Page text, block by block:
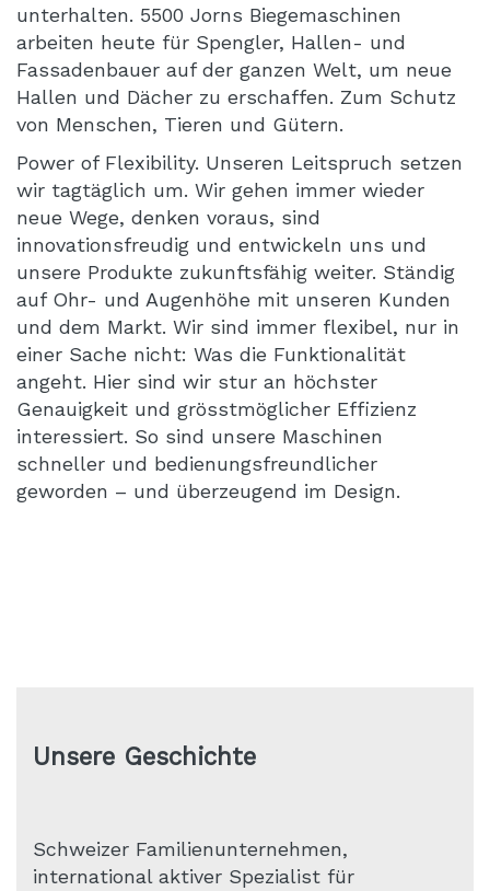
unterhalten. 5500 Jorns Biegemaschinen
arbeiten heute für Spengler, Hallen- und
Fassadenbauer auf der ganzen Welt, um neue
Hallen und Dächer zu erschaffen. Zum Schutz
von Menschen, Tieren und Gütern.
Power of Flexibility. Unseren Leitspruch setzen
wir tagtäglich um. Wir gehen immer wieder
neue Wege, denken voraus, sind
innovationsfreudig und entwickeln uns und
unsere Produkte zukunftsfähig weiter. Ständig
auf Ohr- und Augenhöhe mit unseren Kunden
und dem Markt. Wir sind immer flexibel, nur in
einer Sache nicht: Was die Funktionalität
angeht. Hier sind wir stur an höchster
Genauigkeit und grösstmöglicher Effizienz
interessiert. So sind unsere Maschinen
schneller und bedienungsfreundlicher
geworden – und überzeugend im Design.
Unsere Geschichte
Schweizer Familienunternehmen,
international aktiver Spezialist für